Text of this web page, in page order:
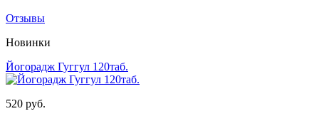
Отзывы
Новинки
Йогорадж Гуггул 120таб.
520 руб.